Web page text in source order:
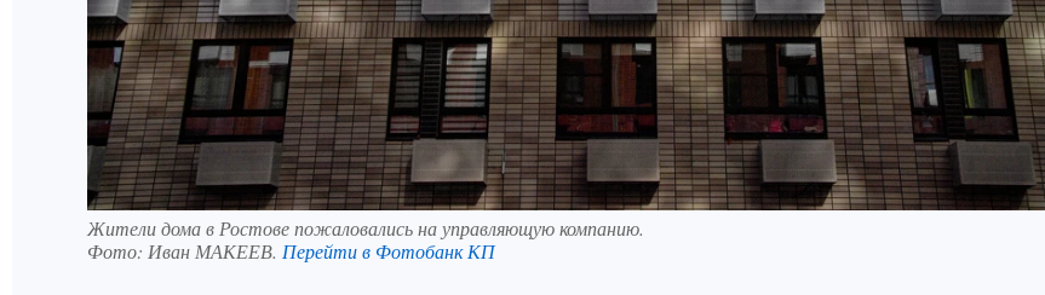
Жители дома в Ростове пожаловались на управляющую компанию.
Фото: Иван МАКЕЕВ. Перейти в Фотобанк КП